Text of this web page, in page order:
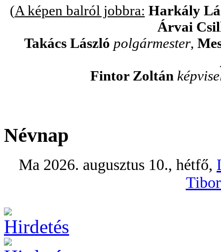
(A képen balról jobbra: Harkály
Árvai
Takács László polgármester,
Fintor Zoltán
Névnap
Ma 2026. augusztus 10., hétfő,